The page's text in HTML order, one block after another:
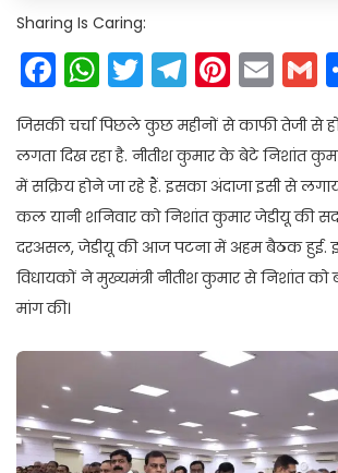
Sharing Is Caring:
Facebook
WhatsApp
Twitter
जिसकी चर्चा पिछले कुछ महीनों से काफी तेजी से हो
लगता दिख रहा है. नीतीश कुमार के बेटे निशांत
में सक्रिय होने जा रहे हैं. इसका अंदाजा इसी से
कल यानी शनिवार को निशांत कुमार जेडीयू की
दरअसल, जेडीयू की आज पटना में अहम बैठक
विधायकों ने मुख्यमंत्री नीतीश कुमार से निशांत को
मांग की।